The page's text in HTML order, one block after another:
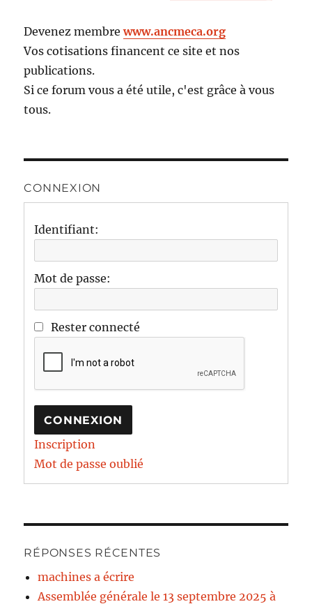
Devenez membrewww.ancmeca.org
Vos cotisations financent ce site et nos
publications.
Si ce forum vous a été utile, c'est grâce à vous
tous.
CONNEXION
Identifiant:
Mot de passe:
Rester connecté
CONNEXION
Inscription
Mot de passe oublié
RÉPONSES RÉCENTES
machines a écrire
Assemblée générale le 13 septembre 2025 à